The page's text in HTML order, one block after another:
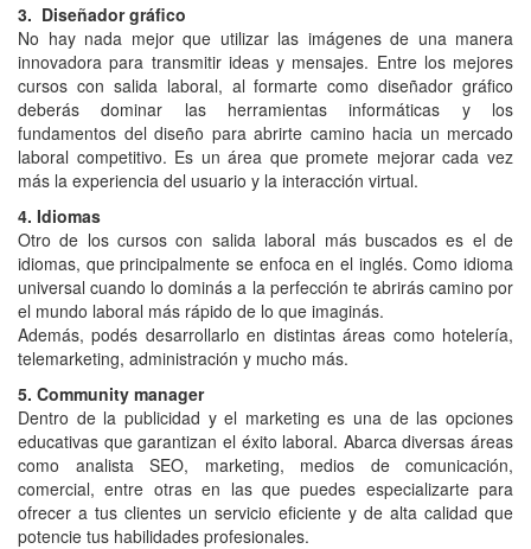
3. Diseñador gráfico
No hay nada mejor que utilizar las imágenes de una manera
innovadora para transmitir ideas y mensajes. Entre los mejores
cursos con salida laboral, al formarte como diseñador gráfico
deberás dominar las herramientas informáticas y los
fundamentos del diseño para abrirte camino hacia un mercado
laboral competitivo. Es un área que promete mejorar cada vez
más la experiencia del usuario y la interacción virtual.
4. Idiomas
Otro de los cursos con salida laboral más buscados es el de
idiomas, que principalmente se enfoca en el inglés. Como idioma
universal cuando lo dominás a la perfección te abrirás camino por
el mundo laboral más rápido de lo que imaginás.
Además, podés desarrollarlo en distintas áreas como hotelería,
telemarketing, administración y mucho más.
5. Community manager
Dentro de la publicidad y el marketing es una de las opciones
educativas que garantizan el éxito laboral. Abarca diversas áreas
como analista SEO, marketing, medios de comunicación,
comercial, entre otras en las que puedes especializarte para
ofrecer a tus clientes un servicio eficiente y de alta calidad que
potencie tus habilidades profesionales.